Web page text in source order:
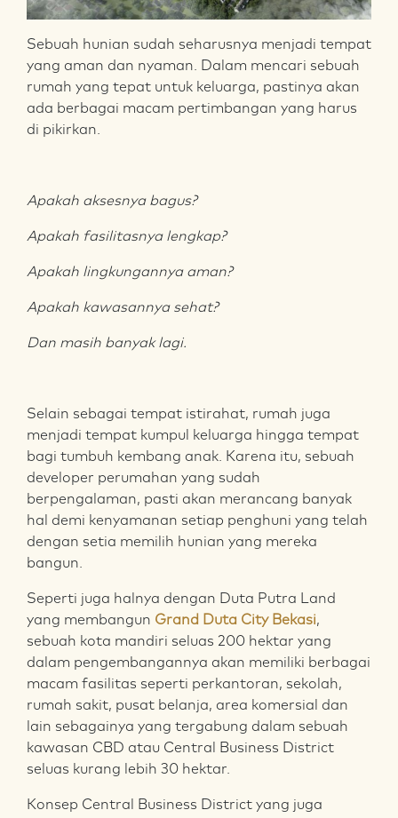
Sebuah hunian sudah seharusnya menjadi tempat
yang aman dan nyaman. Dalam mencari sebuah
rumah yang tepat untuk keluarga, pastinya akan
ada berbagai macam pertimbangan yang harus
di pikirkan.
Apakah aksesnya bagus?
Apakah fasilitasnya lengkap?
Apakah lingkungannya aman?
Apakah kawasannya sehat?
Dan masih banyak lagi.
Selain sebagai tempat istirahat, rumah juga
menjadi tempat kumpul keluarga hingga tempat
bagi tumbuh kembang anak. Karena itu, sebuah
developer perumahan yang sudah
berpengalaman, pasti akan merancang banyak
hal demi kenyamanan setiap penghuni yang telah
dengan setia memilih hunian yang mereka
bangun.
Seperti juga halnya dengan Duta Putra Land
yang membangun Grand Duta City Bekasi,
sebuah kota mandiri seluas 200 hektar yang
dalam pengembangannya akan memiliki berbagai
macam fasilitas seperti perkantoran, sekolah,
rumah sakit, pusat belanja, area komersial dan
lain sebagainya yang tergabung dalam sebuah
kawasan CBD atau Central Business District
seluas kurang lebih 30 hektar.
Konsep Central Business District yang juga